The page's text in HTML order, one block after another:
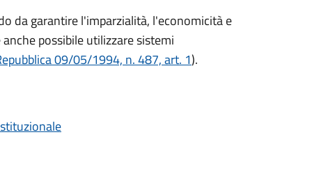
da garantire l'imparzialità, l'economicità e
possibile utilizzare sistemi
09/05/1994, n. 487, art. 1).